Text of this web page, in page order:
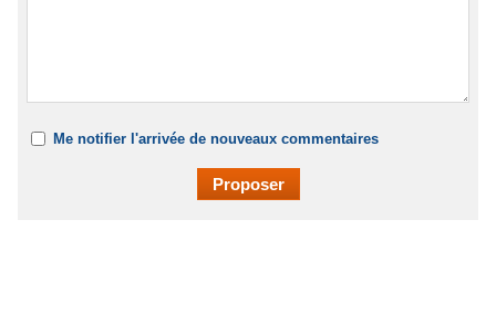
Me notifier l'arrivée de nouveaux commentaires